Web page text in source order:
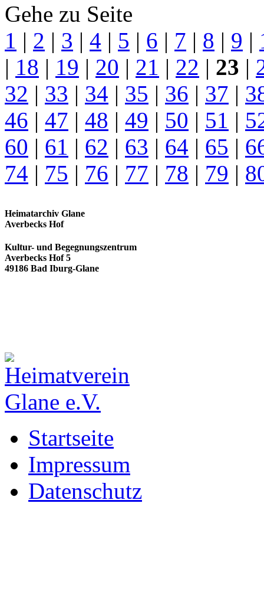
Gehe zu Seite
1 | 2 | 3 | 4 | 5 | 6 | 7 | 8 | 9 |
| 18 | 19 | 20 | 21 | 22 | 23 |
32 | 33 | 34 | 35 | 36 | 37 |
46 | 47 | 48 | 49 | 50 | 51 |
60 | 61 | 62 | 63 | 64 | 65 |
74 | 75 | 76 | 77 | 78 | 79 |
Heimatarchiv Glane
Averbecks Hof
Kultur- und Begegnungszentrum
Averbecks Hof 5
49186 Bad Iburg-Glane
Startseite
Impressum
Datenschutz